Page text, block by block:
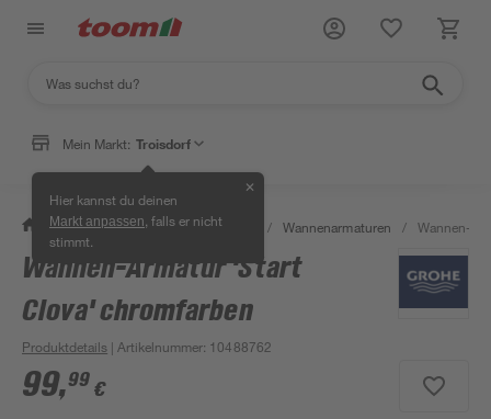
Mein Markt: Troisdorf
Hier kannst du deinen
Markt anpassen , falls er nicht
stimmt.
✕
/ Bad & Sanitär / Badarmaturen / Wannenarmaturen / Wannen-
Wannen-Armatur 'Start
Clova' chromfarben
Produktdetails | Artikelnummer: 10488762
99,99 €